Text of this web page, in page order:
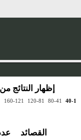
إظهار النتائج من 1 الى 40 من مجموع 2666
40-1
80-41
120-81
160-121
القصائد